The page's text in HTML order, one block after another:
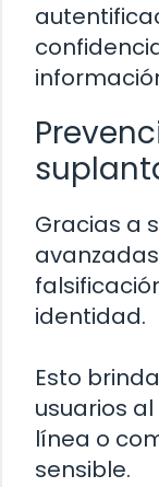
Gracias a
identidad.
Esto
usuarios
línea o
sensible.